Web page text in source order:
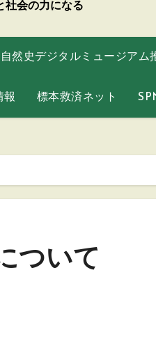
社会の力になる
自然史デジタルミュージアム
報 標本救済ネット
ついて